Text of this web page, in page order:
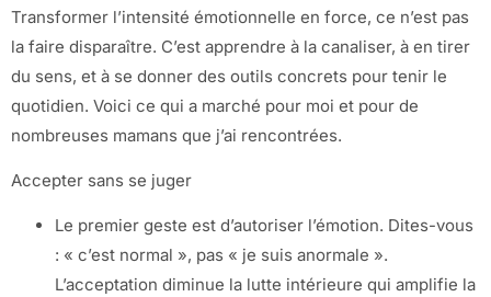
Transformer l’intensité émotionnelle en force, ce n’est pas
la faire disparaître. C’est apprendre à la canaliser, à en tirer
du sens, et à se donner des outils concrets pour tenir le
quotidien. Voici ce qui a marché pour moi et pour de
nombreuses mamans que j’ai rencontrées.
Accepter sans se juger
Le premier geste est d’autoriser l’émotion. Dites-vous
: « c’est normal », pas « je suis anormale ».
L’acceptation diminue la lutte intérieure qui amplifie la